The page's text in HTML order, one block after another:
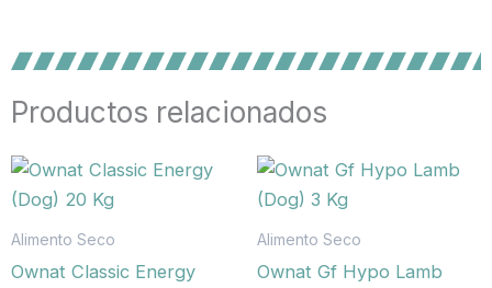
Productos relacionados
Alimento Seco
Ownat Classic Energy
Alimento Seco
Ownat Gf Hypo Lamb